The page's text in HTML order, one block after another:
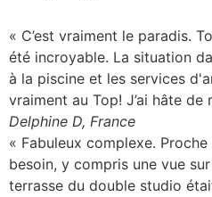
« C’est vraiment le paradis.
été incroyable. La situation
à la piscine et les services
vraiment au Top! J’ai hâte de
Delphine D, France
« Fabuleux complexe.
besoin, y compris une vue
terrasse du double studio